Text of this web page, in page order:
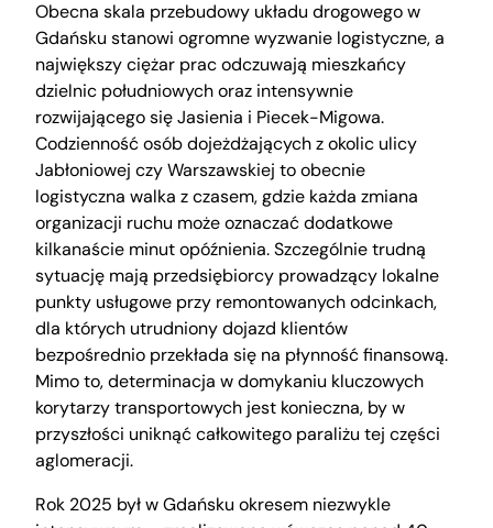
Obecna skala przebudowy układu drogowego w
Gdańsku stanowi ogromne wyzwanie logistyczne, a
największy ciężar prac odczuwają mieszkańcy
dzielnic południowych oraz intensywnie
rozwijającego się Jasienia i Piecek-Migowa.
Codzienność osób dojeżdżających z okolic ulicy
Jabłoniowej czy Warszawskiej to obecnie
logistyczna walka z czasem, gdzie każda zmiana
organizacji ruchu może oznaczać dodatkowe
kilkanaście minut opóźnienia. Szczególnie trudną
sytuację mają przedsiębiorcy prowadzący lokalne
punkty usługowe przy remontowanych odcinkach,
dla których utrudniony dojazd klientów
bezpośrednio przekłada się na płynność finansową.
Mimo to, determinacja w domykaniu kluczowych
korytarzy transportowych jest konieczna, by w
przyszłości uniknąć całkowitego paraliżu tej części
aglomeracji.
Rok 2025 był w Gdańsku okresem niezwykle